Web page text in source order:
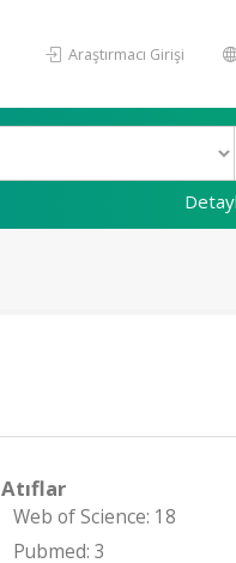
Araştırmacı Girişi
Atıflar
Web of Science: 18
Pubmed: 3